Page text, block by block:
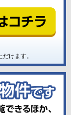
けます。